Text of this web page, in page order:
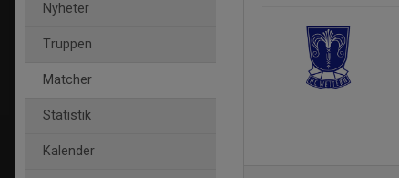
Nyheter
Truppen
Matcher
Statistik
Kalender